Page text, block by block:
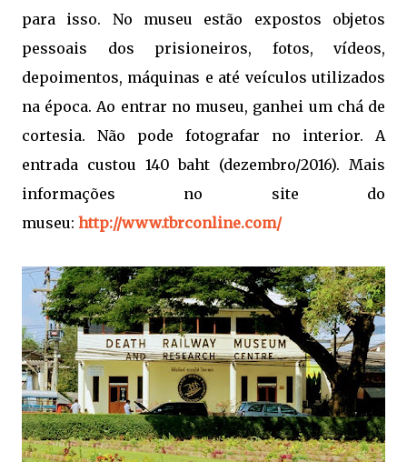
para isso. No museu estão expostos objetos
pessoais dos prisioneiros, fotos, vídeos,
depoimentos, máquinas e até veículos utilizados
na época. Ao entrar no museu, ganhei um chá de
cortesia. Não pode fotografar no interior. A
entrada custou 140 baht (dezembro/2016). Mais
informações no site do
museu: http://www.tbrconline.com/